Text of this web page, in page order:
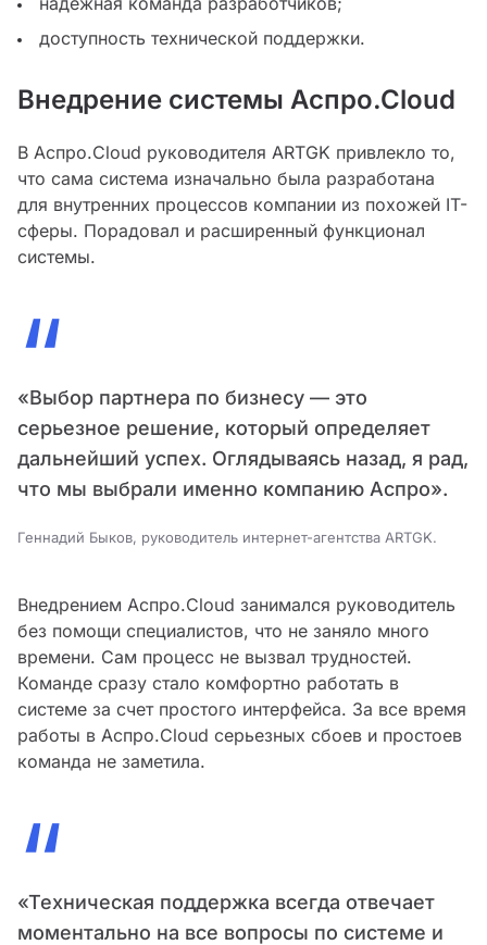
доступность технической поддержки.
Внедрение системы Аспро.Сloud
В Аспро.Cloud руководителя ARTGK привлекло то,
что сама система изначально была разработана
для внутренних процессов компании из похожей IT-
сферы. Порадовал и расширенный функционал
системы.
“
«Выбор партнера по бизнесу — это
серьезное решение, который определяет
дальнейший успех. Оглядываясь назад, я рад,
что мы выбрали именно компанию Аспро».
Геннадий Быков, руководитель интернет-агентства ARTGK.
Внедрением Аспро.Cloud занимался руководитель
без помощи специалистов, что не заняло много
времени. Сам процесс не вызвал трудностей.
Команде сразу стало комфортно работать в
системе за счет простого интерфейса. За все время
работы в Аспро.Cloud серьезных сбоев и простоев
команда не заметила.
“
«Техническая поддержка всегда отвечает
моментально на все вопросы по системе и